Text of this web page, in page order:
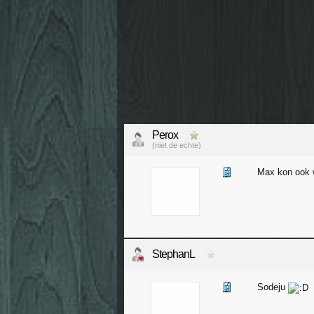
Perox
(niet de echte)
Max kon ook
StephanL
Sodeju